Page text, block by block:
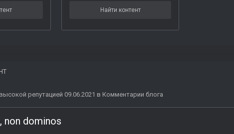
Найти контент
репутацией 09.06.2021 в Комментарии блога
non dominos